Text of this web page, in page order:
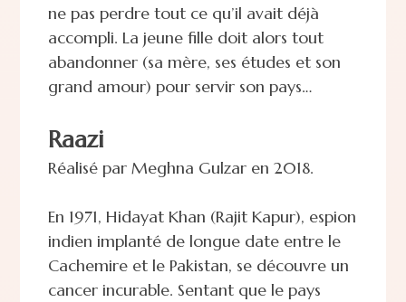
ne pas perdre tout ce qu’il avait déjà
accompli. La jeune fille doit alors tout
abandonner (sa mère, ses études et son
grand amour) pour servir son pays…
Raazi
Réalisé par Meghna Gulzar en 2018.
En 1971, Hidayat Khan (Rajit Kapur), espion
indien implanté de longue date entre le
Cachemire et le Pakistan, se découvre un
cancer incurable. Sentant que le pays